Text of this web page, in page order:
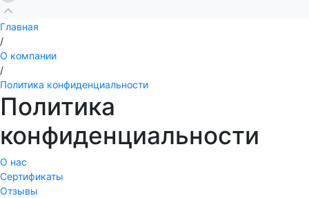
Главная
/
О компании
/
Политика конфиденциальности
Политика
конфиденциальности
О нас
Сертификаты
Отзывы